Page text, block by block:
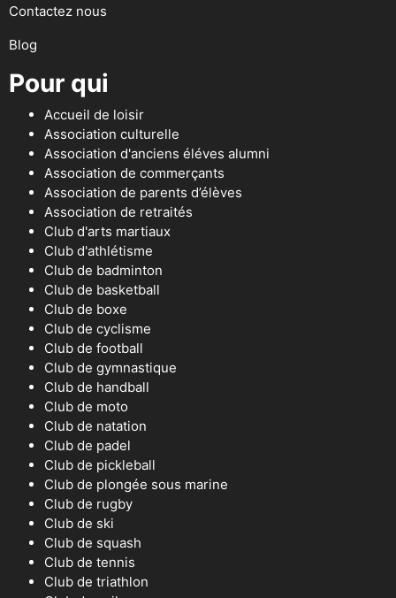
Contactez nous
Blog
Pour qui
Accueil de loisir
Association culturelle
Association d'anciens éléves alumni
Association de commerçants
Association de parents d’élèves
Association de retraités
Club d'arts martiaux
Club d'athlétisme
Club de badminton
Club de basketball
Club de boxe
Club de cyclisme
Club de football
Club de gymnastique
Club de handball
Club de moto
Club de natation
Club de padel
Club de pickleball
Club de plongée sous marine
Club de rugby
Club de ski
Club de squash
Club de tennis
Club de triathlon